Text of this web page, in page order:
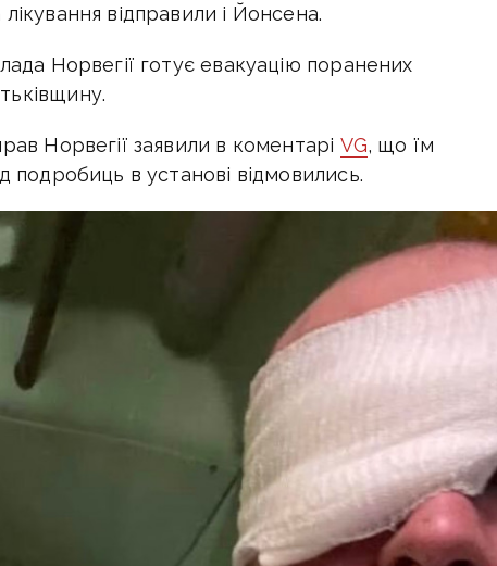
відправили і Йонсена.
Норвегії готує евакуацію поранених
Норвегії заявили в коментарі VG, що їм
подробиць в установі відмовились.